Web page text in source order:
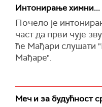
Интонирање химни...
Почело је
част да први чује
ће Мађари слушати
Мађаре".
Меч и за будућност